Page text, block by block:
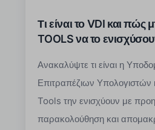
Τι είναι το VDI και πώς
TOOLS να το
Ανακαλύψτε τι είναι η
Επιτραπέζιων Υπολογιστών
Tools την ενισχύουν με
παρακολούθηση και